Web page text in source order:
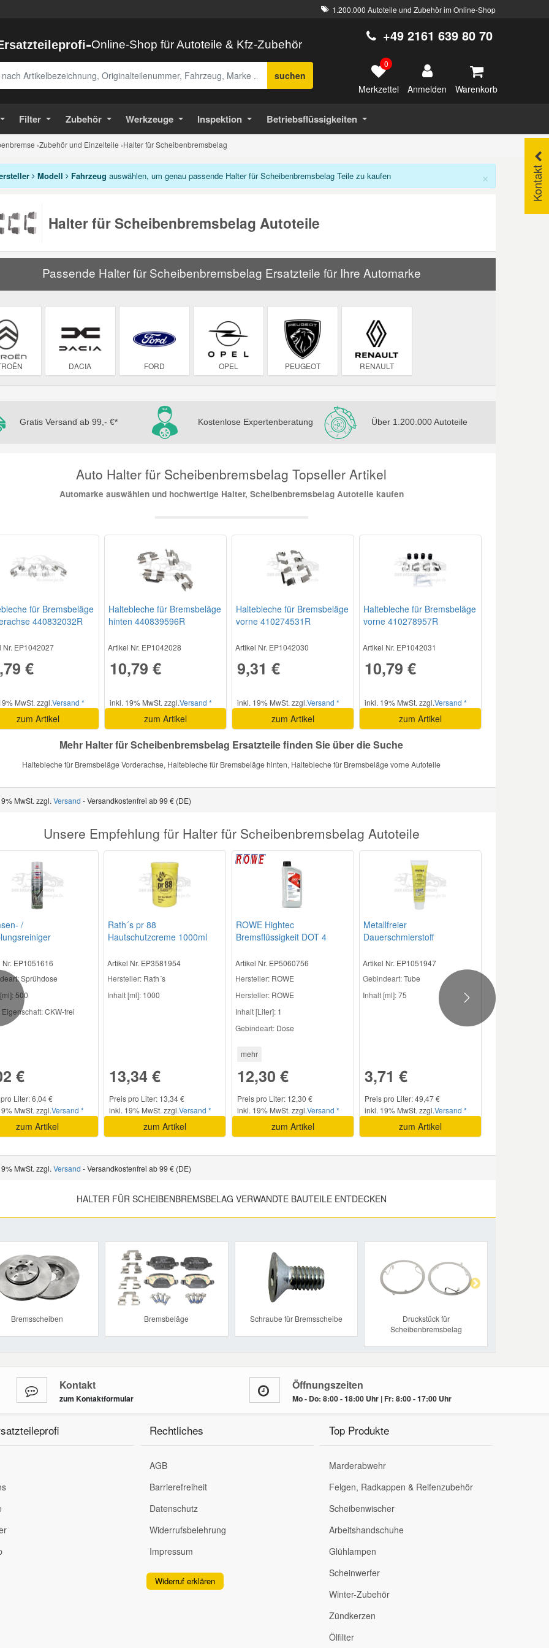
1.200.000 Autoteile und Zubehör im Online-Shop
-Online-Shop für Autoteile & Kfz-Zubehör
suchen
+49 2161 639 80 70
0
Merkzettel Anmelden Warenkorb
Filter Zubehör Werkzeuge Inspektion Betriebsflüssigkeiten
›Zubehör und Einzelteile ›Halter für Scheibenbremsbelag
Kontakt
×
Modell Fahrzeug auswählen, um genau passende Halter für Scheibenbremsbelag Teile zu kaufen
Halter für Scheibenbremsbelag Autoteile
Passende Halter für Scheibenbremsbelag Ersatzteile für Ihre Automarke
DACIA FORD OPEL PEUGEOT RENAULT
Gratis Versand ab 99,- €* Kostenlose Expertenberatung Über 1.200.000 Autoteile
Auto Halter für Scheibenbremsbelag Topseller Artikel
Automarke auswählen und hochwertige Halter, Scheibenbremsbelag Autoteile kaufen
für Bremsbeläge
440832032R
Nr. EP1042027
€
MwSt. zzgl.Versand *
zum Artikel
Haltebleche für Bremsbeläge
hinten 440839596R
Artikel Nr. EP1042028
10,79 €
inkl. 19% MwSt. zzgl.Versand *
zum Artikel
Haltebleche für Bremsbeläge
vorne 410274531R
Artikel Nr. EP1042030
9,31 €
inkl. 19% MwSt. zzgl.Versand *
zum Artikel
Haltebleche für Bremsbeläge
vorne 410278957R
Artikel Nr. EP1042031
10,79 €
inkl. 19% MwSt. zzgl.Versand *
zum Artikel
Mehr Halter für Scheibenbremsbelag Ersatzteile finden Sie über die Suche
Haltebleche für Bremsbeläge Vorderachse, Haltebleche für Bremsbeläge hinten, Haltebleche für Bremsbeläge vorne Autoteile
MwSt. zzgl. Versand - Versandkostenfrei ab 99 € (DE)
Unsere Empfehlung für Halter für Scheibenbremsbelag Autoteile
/
Nr. EP1051616
Sprühdose
500
CKW-frei
€
Liter: 6,04 €
MwSt. zzgl.Versand *
zum Artikel
Rath´s pr 88
Hautschutzcreme 1000ml
Artikel Nr. EP3581954
Hersteller: Rath´s
Inhalt [ml]: 1000
13,34 €
Preis pro Liter: 13,34 €
inkl. 19% MwSt. zzgl.Versand *
zum Artikel
ROWE Hightec
Bremsflüssigkeit DOT 4
Artikel Nr. EP5060756
Hersteller: ROWE
Hersteller:ROWE
Inhalt [Liter]:1
Gebindeart:Dose
mehr
12,30 €
Preis pro Liter: 12,30 €
inkl. 19% MwSt. zzgl.Versand *
zum Artikel
Metallfreier
Dauerschmierstoff
Artikel Nr. EP1051947
Gebindeart:Tube
Inhalt [ml]:75
3,71 €
Preis pro Liter: 49,47 €
inkl. 19% MwSt. zzgl.Versand *
zum Artikel
Next
MwSt. zzgl. Versand - Versandkostenfrei ab 99 € (DE)
HALTER FÜR SCHEIBENBREMSBELAG VERWANDTE BAUTEILE ENTDECKEN
Bremsscheiben Bremsbeläge Schraube für Bremsscheibe
Druckstück für
Scheibenbremsbelag
Kontakt
zum Kontaktformular
Öffnungszeiten
Mo - Do: 8:00 - 18:00 Uhr | Fr: 8:00 - 17:00 Uhr
Rechtliches
AGB
Barrierefreiheit
Datenschutz
Widerrufsbelehrung
Impressum
Widerruf erklären
Top Produkte
Marderabwehr
Felgen, Radkappen & Reifenzubehör
Scheibenwischer
Arbeitshandschuhe
Glühlampen
Scheinwerfer
Winter-Zubehör
Zündkerzen
Ölfilter